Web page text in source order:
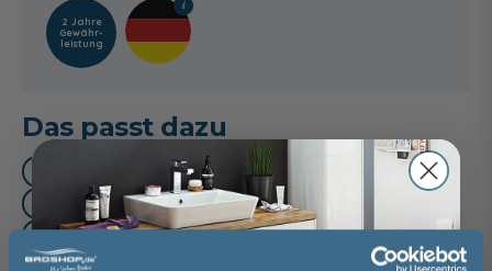
2 Jahre
Gewähr­
leistung
Das passt dazu
Waschtischarmatur (3)
Oberschrank (1)
Unterschrank (1)
Mittelschrank (1)
Handtuchhalter (2)